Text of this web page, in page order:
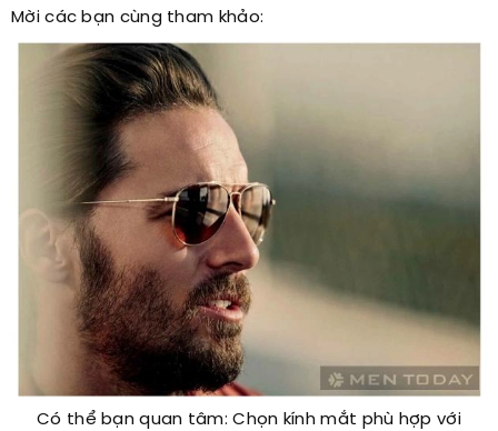
Mời các bạn cùng tham khảo:
Có thể bạn quan tâm: Chọn kính mắt phù hợp với